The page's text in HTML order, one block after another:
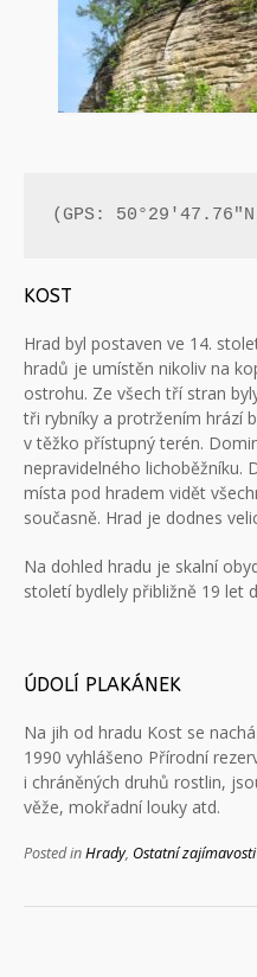
(GPS:
KOST
Hrad byl postaven ve 14.
hradů je umístěn nikoliv na
ostrohu. Ze všech tří stran
tři rybníky a protržením hrází
v těžko přístupný terén.
nepravidelného lichoběžníku.
místa pod hradem vidět
současně. Hrad je dodnes
Na dohled hradu je skalní
století bydlely přibližně 19 let
ÚDOLÍ PLAKÁNEK
Na jih od hradu Kost se
1990 vyhlášeno Přírodní
i chráněných druhů rostlin,
věže, mokřadní louky atd.
Posted inHrady, Ostatní zajímavosti